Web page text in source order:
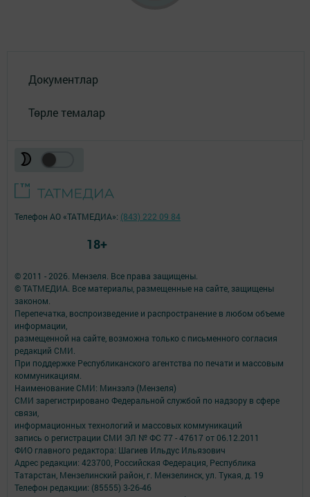
Документлар
Төрле темалар
© 2011 - 2026. Мензеля. Все права защищены.
© ТАТМЕДИА. Все материалы, размещенные на сайте, защищены
законом.
Перепечатка, воспроизведение и распространение в любом объеме
информации,
размещенной на сайте, возможна только с письменного согласия
редакций СМИ.
При поддержке Республиканского агентства по печати и массовым
коммуникациям.
Наименование СМИ: Минзэлэ (Мензеля)
СМИ зарегистрировано Федеральной службой по надзору в сфере
связи,
информационных технологий и массовых коммуникаций
запись о регистрации СМИ ЭЛ № ФС 77 - 47617 от 06.12.2011
ФИО главного редактора: Шагиев Ильдус Ильязович
Адрес редакции: 423700, Российская Федерация, Республика
Татарстан, Мензелинский район, г. Мензелинск, ул. Тукая, д. 19
Телефон редакции: (85555) 3-26-46
Телефон АО «ТАТМЕДИА»: (843) 222 09 84
18+